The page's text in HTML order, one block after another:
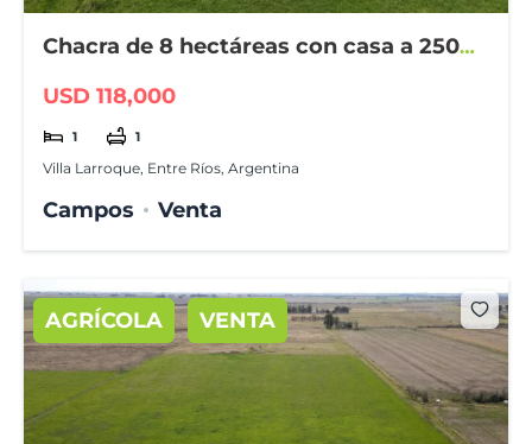
Chacra de 8 hectáreas con casa a 2500
USD 118,000
1 1
Villa Larroque, Entre Ríos, Argentina
Campos Venta
AGRÍCOLA VENTA